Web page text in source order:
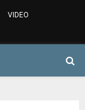
VIDEO